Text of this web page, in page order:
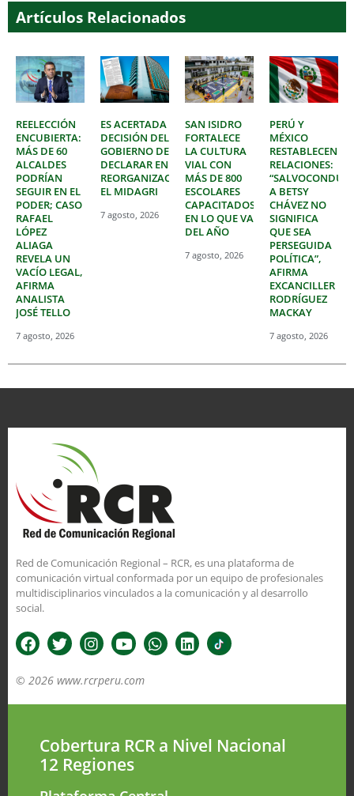
Artículos Relacionados
REELECCIÓN
ENCUBIERTA:
MÁS DE 60
ALCALDES
PODRÍAN
SEGUIR EN EL
PODER; CASO
RAFAEL
LÓPEZ
ALIAGA
REVELA UN
VACÍO LEGAL,
AFIRMA
ANALISTA
JOSÉ TELLO
7 agosto, 2026
ES ACERTADA
DECISIÓN DEL
GOBIERNO DE
DECLARAR EN
REORGANIZACIÓN
EL MIDAGRI
7 agosto, 2026
SAN ISIDRO
FORTALECE
LA CULTURA
VIAL CON
MÁS DE 800
ESCOLARES
CAPACITADOS
EN LO QUE VA
DEL AÑO
7 agosto, 2026
PERÚ Y
MÉXICO
RESTABLECEN
RELACIONES:
A BETSY
CHÁVEZ NO
SIGNIFICA
QUE SEA
PERSEGUIDA
POLÍTICA”,
AFIRMA
EXCANCILLER
RODRÍGUEZ
MACKAY
7 agosto, 2026
Red de Comunicación Regional – RCR, es una plataforma de
comunicación virtual conformada por un equipo de profesionales
multidisciplinarios vinculados a la comunicación y al desarrollo
social.
© 2026 www.rcrperu.com
Cobertura RCR a Nivel Nacional
12 Regiones